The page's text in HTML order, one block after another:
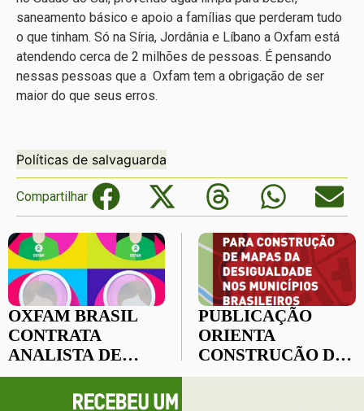
saneamento básico e apoio a famílias que perderam tudo
o que tinham. Só na Síria, Jordânia e Líbano a Oxfam está
atendendo cerca de 2 milhões de pessoas. É pensando
nessas pessoas que a Oxfam tem a obrigação de ser
maior do que seus erros.
Políticas de salvaguarda
Compartilhar
OXFAM BRASIL
CONTRATA
ANALISTA DE
POLÍTICAS E
INCIDÊNCIA
PUBLICAÇÃO
ORIENTA
CONSTRUÇÃO DE
MAPAS DE